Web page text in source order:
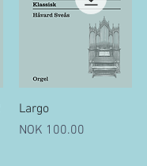
Largo
Price
NOK 100.00